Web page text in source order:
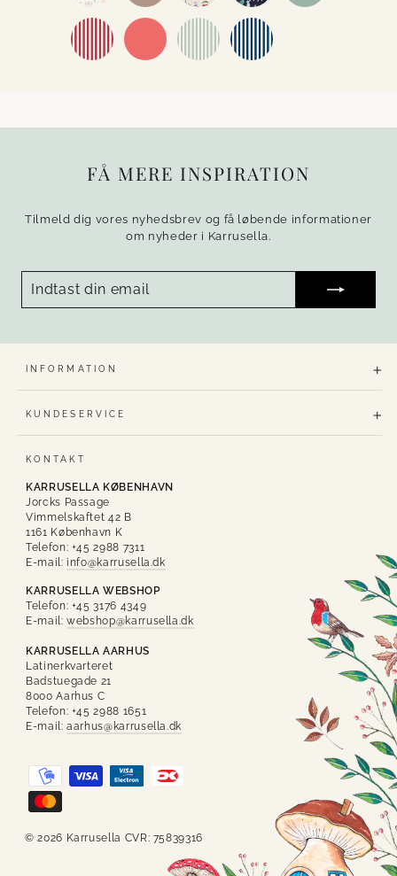
FÅ MERE INSPIRATION
Tilmeld dig vores nyhedsbrev og få løbende informationer
om nyheder i Karrusella.
DIN
INFORMATION
KUNDESERVICE
KONTAKT
KARRUSELLA KØBENHAVN
Jorcks Passage
Vimmelskaftet 42 B
1161 København K
Telefon: +45 2988 7311
E-mail: info@karrusella.dk
KARRUSELLA WEBSHOP
Telefon: +45 3176 4349
E-mail:webshop@karrusella.dk
KARRUSELLA AARHUS
Latinerkvarteret
Badstuegade 21
8000 Aarhus C
Telefon: +45 2988 1651
E-mail:aarhus@karrusella.dk
© 2026 Karrusella CVR: 75839316